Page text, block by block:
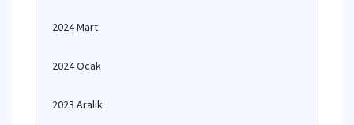
2024 Mart
2024 Ocak
2023 Aralık